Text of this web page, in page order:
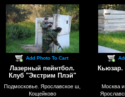
Add Photo To Cart
Лазерный пейнтбол.
Клуб "Экстрим Плэй"
Подмосковье. Ярославское ш,
Кощейково
Кьюзар.
Москва и